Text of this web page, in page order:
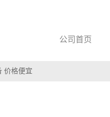
公司首页
价格便宜